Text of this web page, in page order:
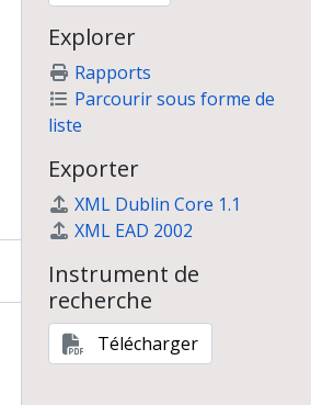
Explorer
Rapports
Parcourir sous forme de
liste
Exporter
XML Dublin Core 1.1
XML EAD 2002
Instrument de
recherche
Télécharger